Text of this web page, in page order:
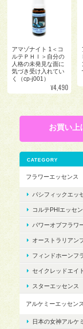
アマゾナイト 1＜コ
ルテＰＨＩ＞自分の
人格の未発見な面に
気づき受け入れてい
く（cp-j001）
¥4,490
お買い上
CATEGORY
フラワーエッセンス
パシフィックエッ
コルテPHIエッセ
パワーオブフラワ
オーストラリアン
フィンドホーンフ
セイクレッドエイ
スターエッセンス
アルケミーエッセンス
日本の女神アルケ